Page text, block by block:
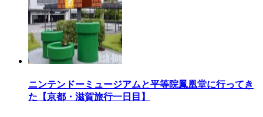
ニンテンドーミュージアムと平等院鳳凰堂に行ってき
た【京都・滋賀旅行一日目】